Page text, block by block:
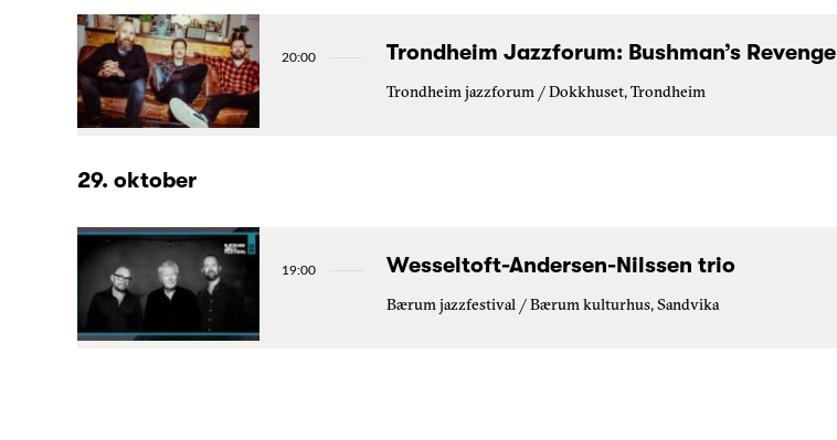
20:00 Trondheim Jazzforum: Bushman’s Revenge
Trondheim jazzforum / Dokkhuset, Trondheim
29. oktober
19:00 Wesseltoft-Andersen-Nilssen trio
Bærum jazzfestival / Bærum kulturhus, Sandvika